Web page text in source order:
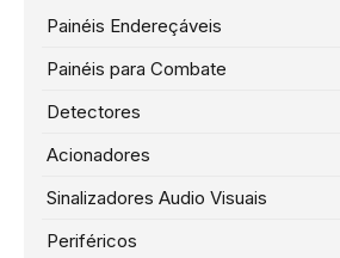
Painéis Endereçáveis
Painéis para Combate
Detectores
Acionadores
Sinalizadores Audio Visuais
Periféricos